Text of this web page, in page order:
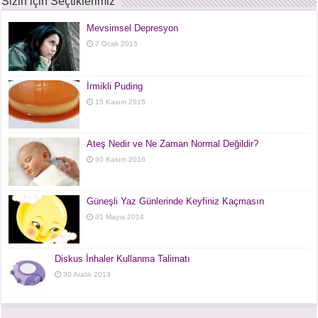
Mevsimsel Depresyon
7 Ocak 2015
İrmikli Puding
15 Kasım 2015
Ateş Nedir ve Ne Zaman Normal Değildir?
30 Kasım 2016
Güneşli Yaz Günlerinde Keyfiniz Kaçmasın
31 Mayıs 2014
Diskus İnhaler Kullanma Talimatı
30 Aralık 2013